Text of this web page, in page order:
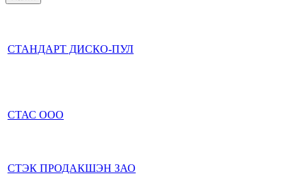
СТАНДАРТ ДИСКО-ПУЛ
СТАС ООО
СТЭК ПРОДАКШЭН ЗАО